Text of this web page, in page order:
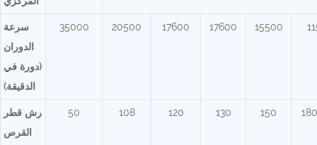
سرعة
الدوران
(دورة في
الدقيقة)
35000 20500 17600 17600 15500
رش قطر
القرص
50 108 120 130 150